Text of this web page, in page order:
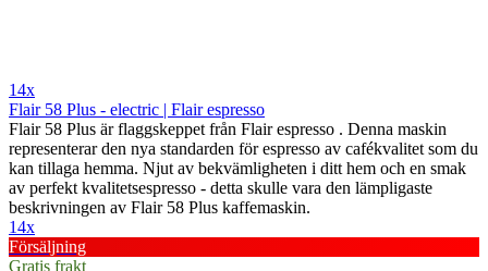
14x
Flair 58 Plus - electric | Flair espresso
Flair 58 Plus är flaggskeppet från Flair espresso . Denna maskin
representerar den nya standarden för espresso av cafékvalitet som du
kan tillaga hemma. Njut av bekvämligheten i ditt hem och en smak
av perfekt kvalitetsespresso - detta skulle vara den lämpligaste
beskrivningen av Flair 58 Plus kaffemaskin.
14x
Försäljning
Gratis frakt